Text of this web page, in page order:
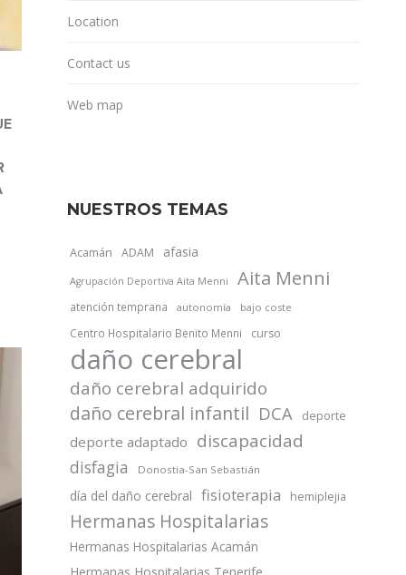
Location
Contact us
Web map
NUESTROS TEMAS
Acamán ADAM afasia
Agrupación Deportiva Aita Menni Aita Menni
atención temprana autonomía bajo coste
Centro Hospitalario Benito Menni curso
daño cerebral
daño cerebral adquirido
daño cerebral infantil DCA deporte
deporte adaptado discapacidad
disfagia Donostia-San Sebastián
día del daño cerebral fisioterapia hemiplejia
Hermanas Hospitalarias
Hermanas Hospitalarias Acamán